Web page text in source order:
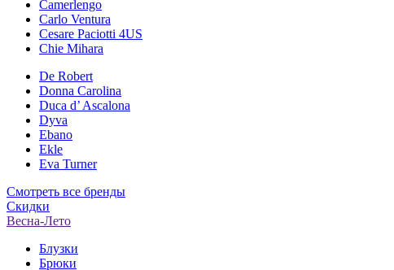
Camerlengo
Carlo Ventura
Cesare Paciotti 4US
Chie Mihara
De Robert
Donna Carolina
Duca d’ Ascalona
Dyva
Ebano
Ekle
Eva Turner
Смотреть все бренды
Скидки
Весна-Лето
Блузки
Брюки